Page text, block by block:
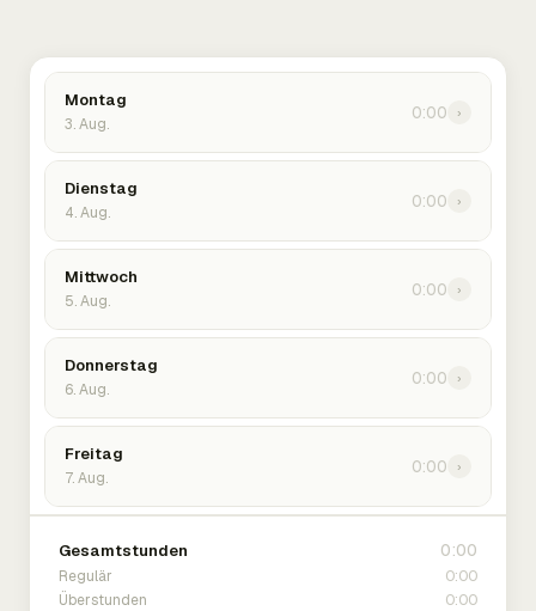
Montag
3. Aug.
0:00 ›
Dienstag
4. Aug.
0:00 ›
Mittwoch
5. Aug.
0:00 ›
Donnerstag
6. Aug.
0:00 ›
Freitag
7. Aug.
0:00 ›
Gesamtstunden 0:00
Regulär 0:00
Überstunden 0:00